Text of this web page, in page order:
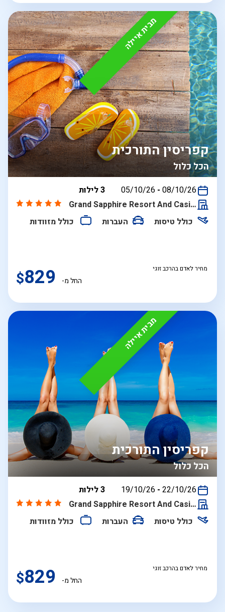
מבית איילה
הכל כלול
קפריסין התורכית
בין
05/10/26 - 08/10/26
3 לילות
Grand Sapphire Resort And Casino
כולל טיסות
העברות כולל מזוודות
מחיר לאדם בהרכב זוגי
החל מ- $829
מבית איילה
הכל כלול
קפריסין התורכית
בין
19/10/26 - 22/10/26
3 לילות
Grand Sapphire Resort And Casino
כולל טיסות
העברות כולל מזוודות
מחיר לאדם בהרכב זוגי
החל מ- $829